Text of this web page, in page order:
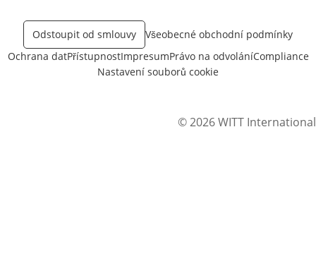
Odstoupit od smlouvy
Všeobecné obchodní podmínky
Ochrana datPřístupnostImpresumPrávo na odvoláníCompliance
Nastavení souborů cookie
© 2026 WITT International